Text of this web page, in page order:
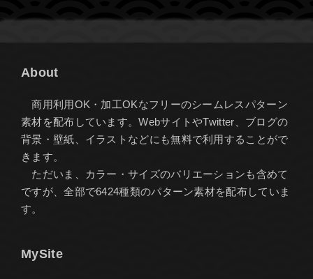
About
商用利用OK・加工OKなフリーのシームレスパターン
素材を配布しています。WebサイトやTwitter、ブログの
背景・壁紙、イラストなどにも無料で利用することがで
きます。
ただいま、カラー・サイズのバリエーションも含めて
ですが、全部で6424種類のパターン素材を配布していま
す。
MySite